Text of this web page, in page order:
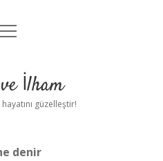
Uyarı
menüyü
İlham
güzelleştir!
denir